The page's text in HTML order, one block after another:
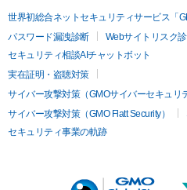
世界初総合ネットセキュリティサービス「
パスワード漏洩診断
Webサイトリスク
セキュリティ相談AIチャットボット
実在証明・盗聴対策
サイバー攻撃対策（GMOサイバーセキュリ
サイバー攻撃対策（GMO Flatt Security）
セキュリティ事業の軌跡